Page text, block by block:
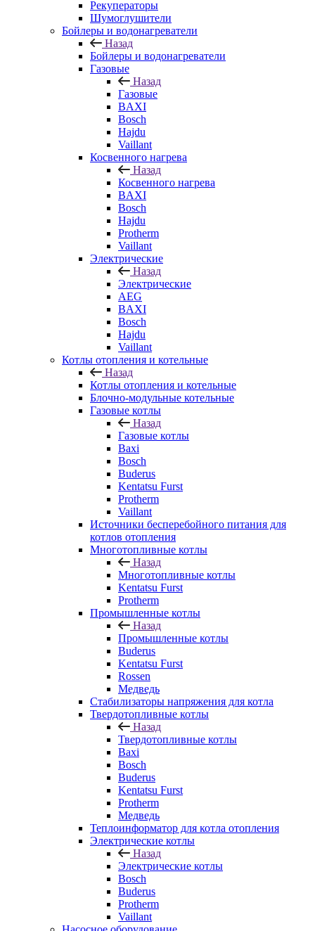
Рекуператоры
Шумоглушители
Бойлеры и водонагреватели
Назад
Бойлеры и водонагреватели
Газовые
Назад
Газовые
BAXI
Bosch
Hajdu
Vaillant
Косвенного нагрева
Назад
Косвенного нагрева
BAXI
Bosch
Hajdu
Protherm
Vaillant
Электрические
Назад
Электрические
AEG
BAXI
Bosch
Hajdu
Vaillant
Котлы отопления и котельные
Назад
Котлы отопления и котельные
Блочно-модульные котельные
Газовые котлы
Назад
Газовые котлы
Baxi
Bosch
Buderus
Kentatsu Furst
Protherm
Vaillant
Источники бесперебойного питания для
котлов отопления
Многотопливные котлы
Назад
Многотопливные котлы
Kentatsu Furst
Protherm
Промышленные котлы
Назад
Промышленные котлы
Buderus
Kentatsu Furst
Rossen
Медведь
Стабилизаторы напряжения для котла
Твердотопливные котлы
Назад
Твердотопливные котлы
Baxi
Bosch
Buderus
Kentatsu Furst
Protherm
Медведь
Теплоинформатор для котла отопления
Электрические котлы
Назад
Электрические котлы
Bosch
Buderus
Protherm
Vaillant